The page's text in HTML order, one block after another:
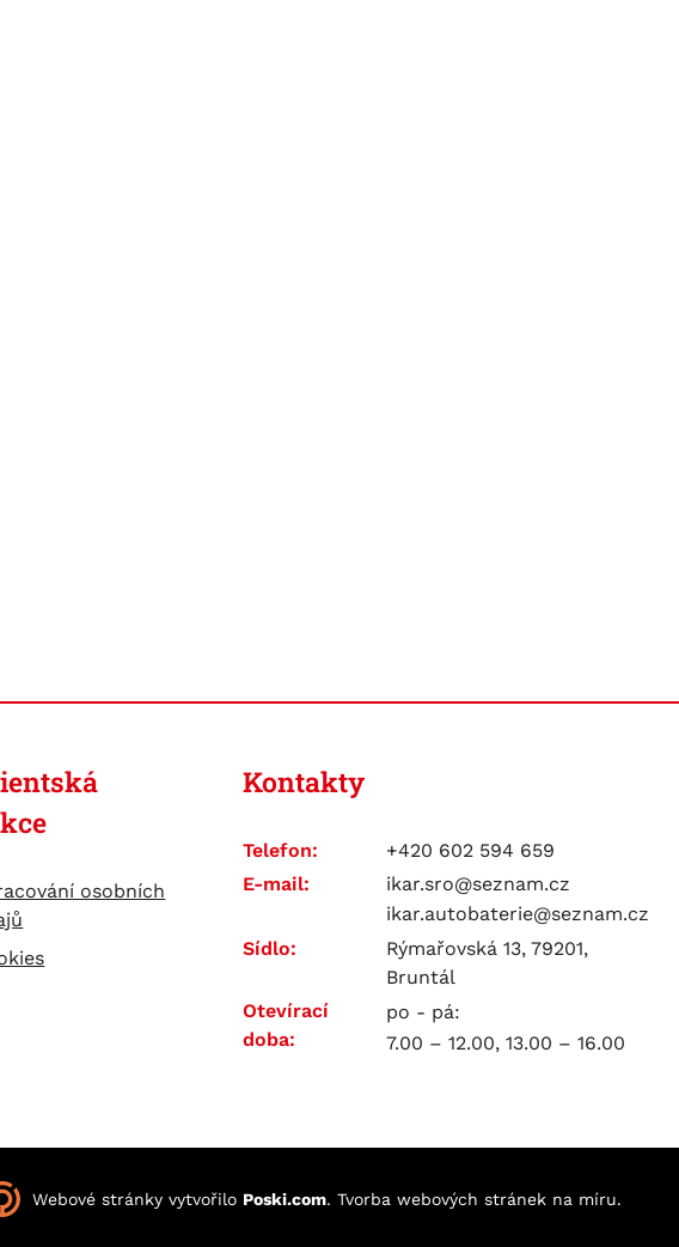
osobních
Kontakty
Telefon:
+420 602 594 659
E-mail:
ikar.sro@seznam.cz
ikar.autobaterie@seznam.cz
Sídlo:
Rýmařovská 13, 79201,
Bruntál
Otevírací
doba:
po - pá:
7.00 – 12.00, 13.00 – 16.00
Webové stránky vytvořilo Poski.com. Tvorba webových stránek na míru.